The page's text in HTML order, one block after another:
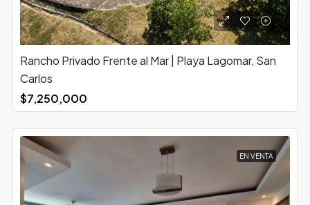
Rancho Privado Frente al Mar | Playa Lagomar, San
Carlos
$7,250,000
EN VENTA